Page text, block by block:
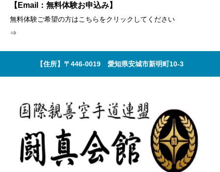
【Email：無料体験お申込み】
無料体験ご希望の方はこちらをクリックしてください
⇒
【住所】〒446-0019 愛知県安城市新明町10-3